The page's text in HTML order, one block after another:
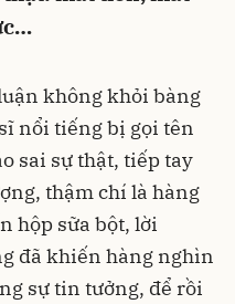
không khỏi bàng
nổi tiếng bị gọi tên
sai sự thật, tiếp tay
thậm chí là hàng
hộp sữa bột, lời
đã khiến hàng nghìn
sự tin tưởng, để rồi